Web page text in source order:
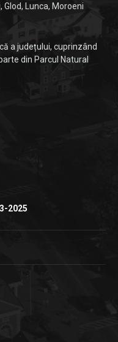
Lunca, Moroeni
a județului, cuprinzând
din Parcul Natural
2025